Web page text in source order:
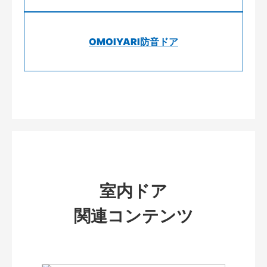
OMOIYARI防音ドア
室内ドア
関連コンテンツ